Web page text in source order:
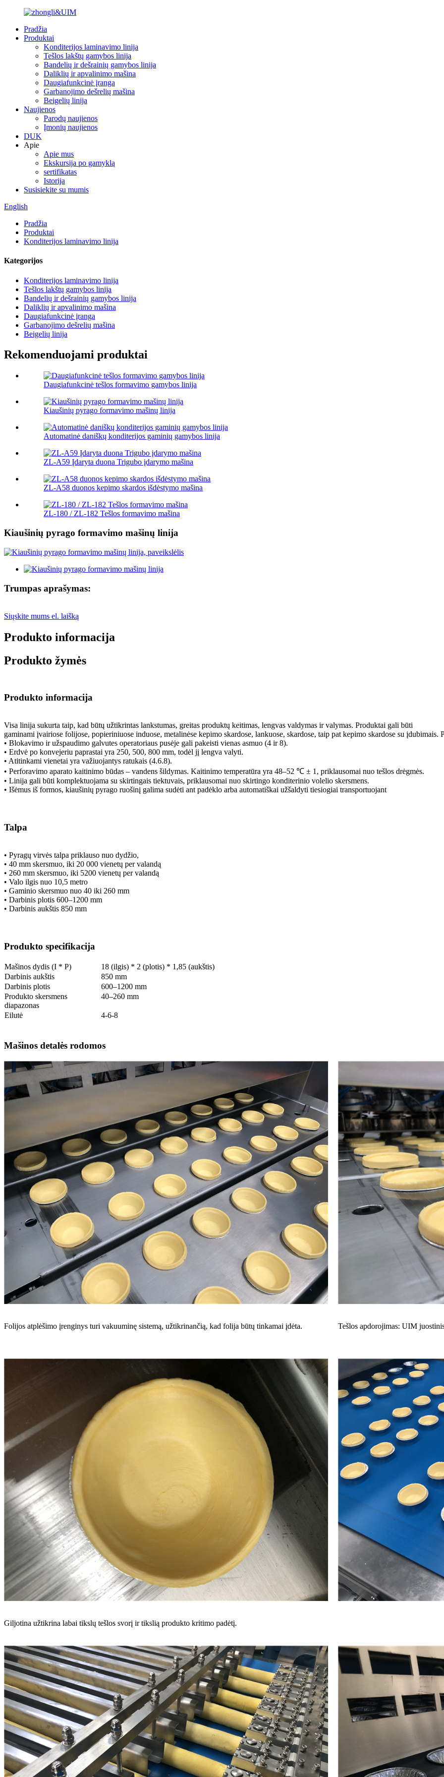
Pradžia
Produktai
Konditerijos laminavimo linija
Tešlos lakštų gamybos linija
Bandelių ir dešrainių gamybos linija
Daliklių ir apvalinimo mašina
Daugiafunkcinė įranga
Garbanojimo dešrelių mašina
Beigelių linija
Naujienos
Parodų naujienos
Įmonių naujienos
DUK
Apie
Apie mus
Ekskursija po gamyklą
sertifikatas
Istorija
Susisiekite su mumis
English
Pradžia
Produktai
Konditerijos laminavimo linija
Kategorijos
Konditerijos laminavimo linija
Tešlos lakštų gamybos linija
Bandelių ir dešrainių gamybos linija
Daliklių ir apvalinimo mašina
Daugiafunkcinė įranga
Garbanojimo dešrelių mašina
Beigelių linija
Rekomenduojami produktai
Daugiafunkcinė tešlos formavimo gamybos linija
Kiaušinių pyrago formavimo mašinų linija
Automatinė daniškų konditerijos gaminių gamybos linija
ZL-A59 Įdaryta duona Trigubo įdarymo mašina
ZL-A58 duonos kepimo skardos išdėstymo mašina
ZL-180 / ZL-182 Tešlos formavimo mašina
Kiaušinių pyrago formavimo mašinų linija
Trumpas aprašymas:
Siųskite mums el. laišką
Produkto informacija
Produkto žymės
Produkto informacija
Visa linija sukurta taip, kad būtų užtikrintas lankstumas, greitas produktų keitimas, lengvas valdymas ir valymas. Produktai gali būti
gaminami įvairiose folijose, popieriniuose induose, metalinėse kepimo skardose, lankuose, skardose, taip pat kepimo skardose su įdubimais.
• Blokavimo ir užspaudimo galvutes operatoriaus pusėje gali pakeisti vienas asmuo (4 ir 8).
• Erdvė po konvejeriu paprastai yra 250, 500, 800 mm, todėl jį lengva valyti.
• Atitinkami vienetai yra važiuojantys ratukais (4.6.8).
• Perforavimo aparato kaitinimo būdas – vandens šildymas. Kaitinimo temperatūra yra 48–52 ℃ ± 1, priklausomai nuo tešlos drėgmės.
• Linija gali būti komplektuojama su skirtingais tiektuvais, priklausomai nuo skirtingo konditerinio volelio skersmens.
• Išėmus iš formos, kiaušinių pyrago ruošinį galima sudėti ant padėklo arba automatiškai užšaldyti tiesiogiai transportuojant
Talpa
• Pyragų virvės talpa priklauso nuo dydžio,
• 40 mm skersmuo, iki 20 000 vienetų per valandą
• 260 mm skersmuo, iki 5200 vienetų per valandą
• Valo ilgis nuo 10,5 metro
• Gaminio skersmuo nuo 40 iki 260 mm
• Darbinis plotis 600–1200 mm
• Darbinis aukštis 850 mm
Produkto specifikacija
Mašinos dydis (I * P)
18 (ilgis) * 2 (plotis) * 1,85 (aukštis)
Darbinis aukštis
850 mm
Darbinis plotis
600–1200 mm
Produkto skersmens
diapazonas
40–260 mm
Eilutė 4-6-8
Mašinos detalės rodomos
Folijos atplėšimo įrenginys turi vakuuminę sistemą, užtikrinančią, kad folija būtų tinkamai įdėta. Tešlos apdorojimas: UIM
Giljotina užtikrina labai tikslų tešlos svorį ir tikslią produkto kritimo padėtį.